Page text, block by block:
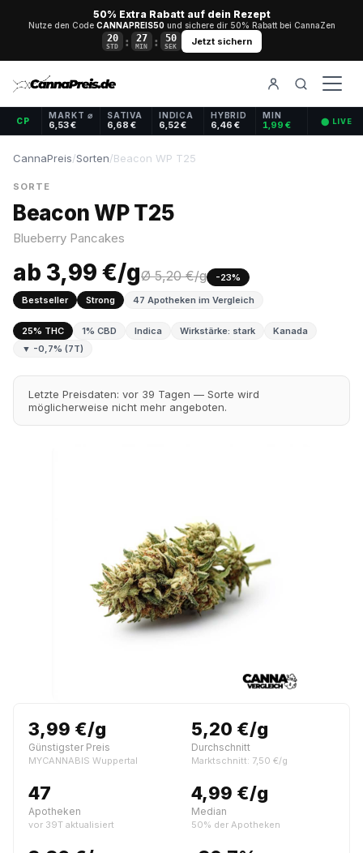
50% Extra Rabatt auf dein Rezept
Nutze den Code CANNAPREIS50und sichere dir 50% Rabatt bei CannaZen
20
STD : 27
MIN : 50
SEK Jetzt sichern
CP
MARKT ⌀
6,53 €
SATIVA
6,68 €
INDICA
6,52 €
HYBRID
6,46 €
MIN
1,99 € ⬤ LIVE
CannaPreis/Sorten/Beacon WP T25
SORTE
Beacon WP T25
Blueberry Pancakes
ab 3,99 €/gØ 5,20 €/g
-23%
Bestseller
Strong 47 Apotheken im Vergleich
25% THC 1% CBD Indica Wirkstärke: stark
Kanada
▼ -0,7% (7T)
Letzte Preisdaten: vor 39 Tagen — Sorte wird
möglicherweise nicht mehr angeboten.
3,99 €/g
Günstigster Preis
MYCANNABIS Wuppertal
5,20 €/g
Durchschnitt
Marktschnitt: 7,50 €/g
47
Apotheken
vor 39T aktualisiert
4,99 €/g
Median
50% der Apotheken